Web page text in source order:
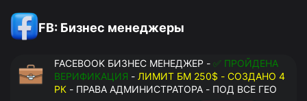
FB: Бизнес менеджеры
FACEBOOK БИЗНЕС МЕНЕДЖЕР - ✅ ПРОЙДЕНА
ВЕРИФИКАЦИЯ - ЛИМИТ БМ 250$ - СОЗДАНО 4
РК - ПРАВА АДМИНИСТРАТОРА - ПОД ВСЕ ГЕО